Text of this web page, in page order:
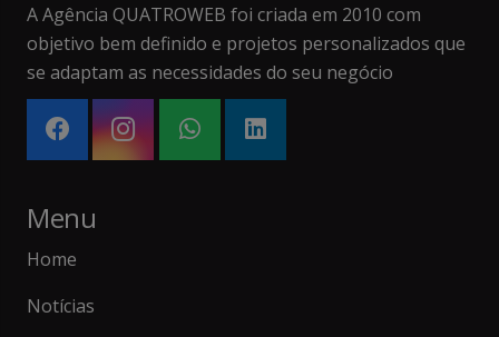
A Agência QUATROWEB foi criada em 2010 com
objetivo bem definido e projetos personalizados que
se adaptam as necessidades do seu negócio
Menu
Home
Notícias